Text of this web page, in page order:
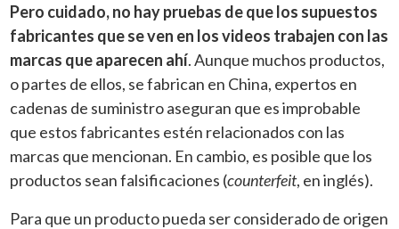
Pero cuidado, no hay pruebas de que los supuestos
fabricantes que se ven en los videos trabajen con las
marcas que aparecen ahí. Aunque muchos productos,
o partes de ellos, se fabrican en China, expertos en
cadenas de suministro aseguran que es improbable
que estos fabricantes estén relacionados con las
marcas que mencionan. En cambio, es posible que los
productos sean falsificaciones (counterfeit, en inglés).
Para que un producto pueda ser considerado de origen